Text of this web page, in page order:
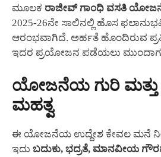
ಮೂಲಕ ರಾಜೀವ್ ಗಾಂಧಿ ವಸತಿ
2025-26ನೇ ಸಾಲಿನಲ್ಲಿ ಹೊಸ
ಆರಂಭವಾಗಿದೆ. ಅರ್ಹತೆ ಹೊಂದಿರುವ
ಇದರ ಪ್ರಯೋಜನ ಪಡೆಯಲು
ಯೋಜನೆಯ ಗುರಿ ಮತ್ತು
ಮಹತ್ವ
ಈ ಯೋಜನೆಯ ಉದ್ದೇಶ ಕೇವಲ ಮನೆ
ಇದು ಬದುಕು, ಭದ್ರತೆ, ಮಾನವೀಯ